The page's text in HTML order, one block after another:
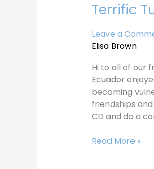
Terrific
Leave a
Elisa Brown
Hi to all of our
Ecuador
becoming
friendships
CD and do a
Terrific
10-
10-
Read More »